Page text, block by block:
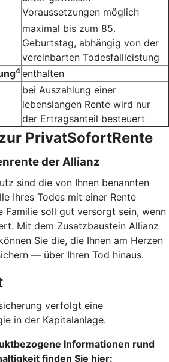
Voraussetzungen möglich
maximal bis zum 85.
Geburtstag, abhängig von der
vereinbarten Todesfallleistung
4 enthalten
bei Auszahlung einer
lebenslangen Rente wird nur
der Ertragsanteil besteuert
PrivatSofortRente
der Allianz
sind die von Ihnen benannten
Ihres Todes mit einer Rente
Familie soll gut versorgt sein, wenn
Mit dem Zusatzbaustein Allianz
Sie die, die Ihnen am Herzen
— über Ihren Tod hinaus.
verfolgt eine
in der Kapitalanlage.
Informationen rund
finden Sie hier: